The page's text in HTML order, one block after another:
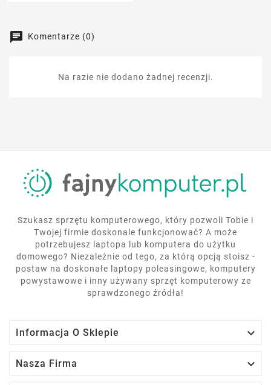
Komentarze (0)
Na razie nie dodano żadnej recenzji.
Szukasz sprzętu komputerowego, który pozwoli Tobie i
Twojej firmie doskonale funkcjonować? A może
potrzebujesz laptopa lub komputera do użytku
domowego? Niezależnie od tego, za którą opcją stoisz -
postaw na doskonałe laptopy poleasingowe, komputery
powystawowe i inny używany sprzęt komputerowy ze
sprawdzonego źródła!
Informacja O Sklepie 
Nasza Firma 